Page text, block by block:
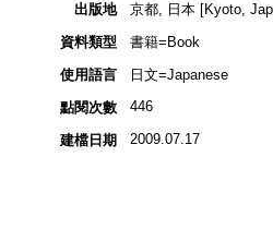
出版地
京都, 日本 [Kyoto,
資料類型
書籍=Book
使用語言
日文=Japanese
點閱次數
446
建檔日期 2009.07.17